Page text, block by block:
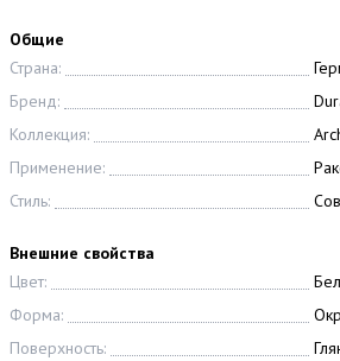
Общие
Страна:
Бренд:
Коллекция:
Применение:
Стиль:
Внешние свойства
Цвет:
Форма:
Поверхность: